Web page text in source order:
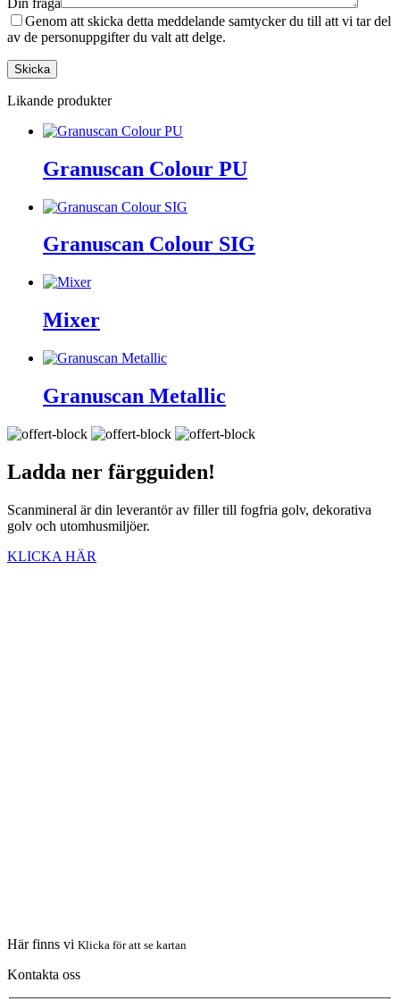
Genom att skicka detta meddelande samtycker du till att vi tar del
av de personuppgifter du valt att delge.
Likande produkter
Granuscan Colour PU
Granuscan Colour SIG
Mixer
Granuscan Metallic
Ladda ner färgguiden!
Scanmineral är din leverantör av filler till fogfria golv, dekorativa
golv och utomhusmiljöer.
KLICKA HÄR
Här finns vi Klicka för att se kartan
Kontakta oss